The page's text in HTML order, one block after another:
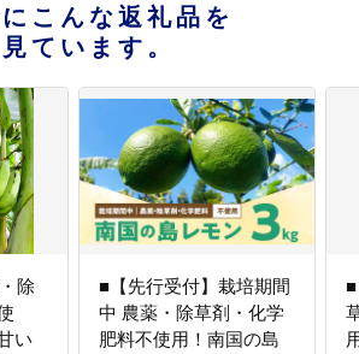
こんな返礼品を
見ています。
除
い
■【先行受付】栽培期間
中 農薬・除草剤・化学
肥料不使用！南国の島